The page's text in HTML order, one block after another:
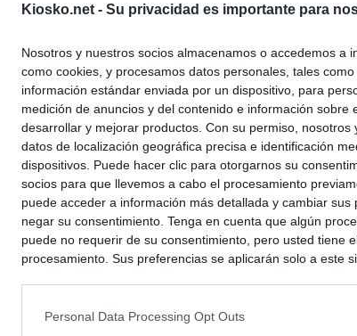
Kiosko.net - Su privacidad es importante para
Nosotros y nuestros socios almacenamos o accedemos a
como cookies, y procesamos datos personales, tales
información estándar enviada por un dispositivo, para
medición de anuncios y del contenido e información sobre
desarrollar y mejorar productos. Con su permiso, nosotros
datos de localización geográfica precisa e identificación
dispositivos. Puede hacer clic para otorgarnos su
socios para que llevemos a cabo el procesamiento
puede acceder a información más detallada y cambiar
negar su consentimiento. Tenga en cuenta que algún
puede no requerir de su consentimiento, pero usted tiene
procesamiento. Sus preferencias se aplicarán solo a este
Personal Data Processing Opt Outs